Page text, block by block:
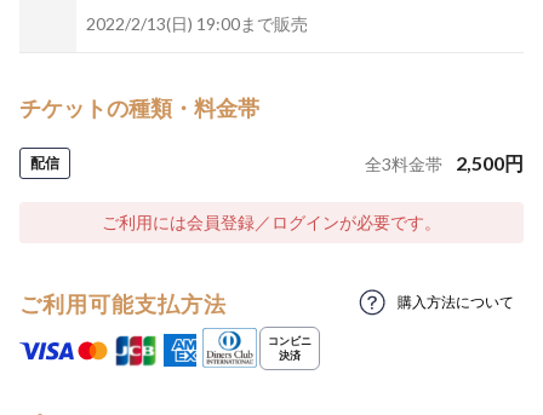
2022/2/13(日) 19:00まで販売
チケットの種類・料金帯
配信 全3料金帯 2,500円
ご利用には会員登録／ログインが必要です。
ご利用可能支払方法 購入方法について